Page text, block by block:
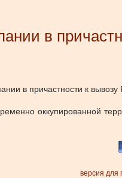
в
в причастности к
оккупированной
версия для